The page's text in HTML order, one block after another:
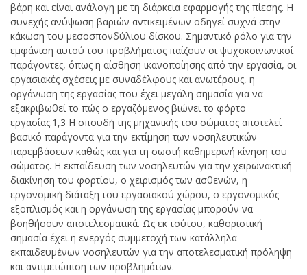
βάρη και είναι ανάλογη με τη διάρκεια εφαρμογής της πίεσης. Η
συνεχής ανύψωση βαριών αντικειμένων οδηγεί συχνά στην
κάκωση του μεσοσπονδύλιου δίσκου. Σημαντικό ρόλο για την
εμφάνιση αυτού του προβλήματος παίζουν οι ψυχοκοινωνικοί
παράγοντες, όπως η αίσθηση ικανοποίησης από την εργασία, οι
εργασιακές σχέσεις με συναδέλφους και ανωτέρους, η
οργάνωση της εργασίας που έχει μεγάλη σημασία για να
εξακριβωθεί το πώς ο εργαζόμενος βιώνει το φόρτο
εργασίας.1,3 Η σπουδή της μηχανικής του σώματος αποτελεί
βασικό παράγοντα για την εκτίμηση των νοσηλευτικών
παρεμβάσεων καθώς και για τη σωστή καθημερινή κίνηση του
σώματος. Η εκπαίδευση των νοσηλευτών για την χειρωνακτική
διακίνηση του φορτίου, ο χειρισμός των ασθενών, η
εργονομική διάταξη του εργασιακού χώρου, ο εργονομικός
εξοπλισμός και η οργάνωση της εργασίας μπορούν να
βοηθήσουν αποτελεσματικά. Ως εκ τούτου, καθοριστική
σημασία έχει η ενεργός συμμετοχή των κατάλληλα
εκπαιδευμένων νοσηλευτών για την αποτελεσματική πρόληψη
και αντιμετώπιση των προβλημάτων.